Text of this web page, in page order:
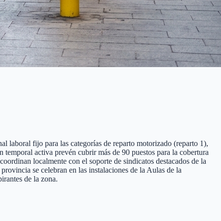
laboral fijo para las categorías de reparto motorizado (reparto 1),
activa prevén cubrir más de 90 puestos para la cobertura
localmente con el soporte de sindicatos destacados de la
se celebran en las instalaciones de la Aulas de la
de la zona.